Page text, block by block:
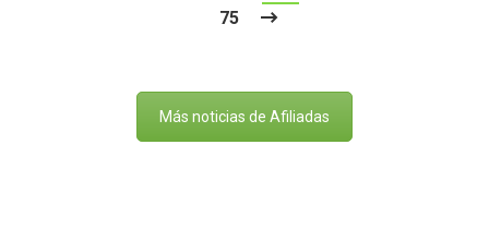
75
Más noticias de Afiliadas